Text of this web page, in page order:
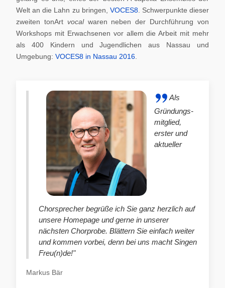
Welt an die Lahn zu bringen, VOCES8. Schwerpunkte dieser
zweiten tonArt vocalwaren neben der Durchführung von
Workshops mit Erwachsenen vor allem die Arbeit mit mehr
als 400 Kindern und Jugendlichen aus Nassau und
Umgebung: VOCES8 in Nassau 2016
Als
Gründungs-
mitglied,
erster und
aktueller
Chorsprecher begrüße ich Sie ganz herzlich auf
unsere Homepage und gerne in unserer
nächsten Chorprobe. Blättern Sie einfach weiter
und kommen vorbei, denn bei uns macht Singen
Freu(n)de!"
Markus Bär